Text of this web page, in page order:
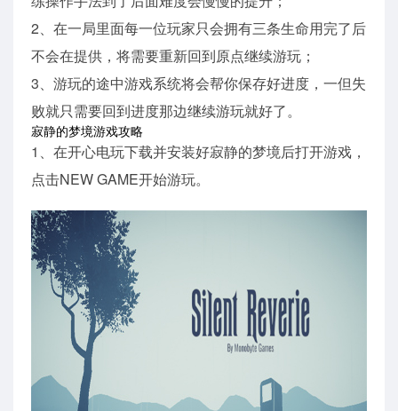
2、在一局里面每一位玩家只会拥有三条生命用完了后
不会在提供，将需要重新回到原点继续游玩；
3、游玩的途中游戏系统将会帮你保存好进度，一但失
败就只需要回到进度那边继续游玩就好了。
寂静的梦境游戏攻略
1、在开心电玩下载并安装好寂静的梦境后打开游戏，
点击NEW GAME开始游玩。